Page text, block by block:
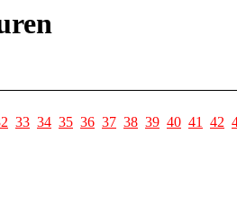
33 34 35 36 37 38 39 40 41 42